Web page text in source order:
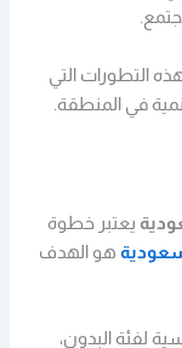
التطورات التي
في المنطقة.
يعتبر خطوة
هو الهدف
لفئة البدون،